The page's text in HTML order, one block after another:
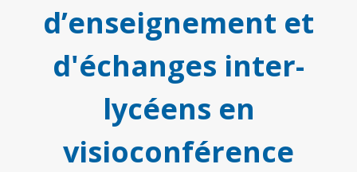
d’enseignement et
d'échanges inter-
lycéens en
visioconférence